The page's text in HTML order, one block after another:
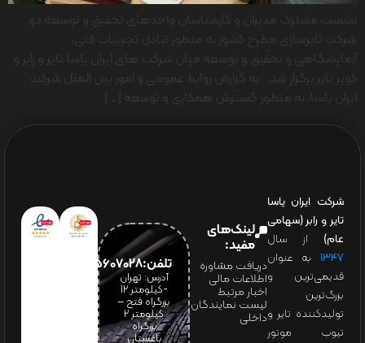
شرکت ایران یاسا
تایر و رابر (سهامی
عام) از سال
۱۳۴۷ به عنوان
قدیمی‌ترین و
بزرگ‌ترین
تولیدکننده تایر و
تیوب موتور
لینک‌های
مفید:
دریافت مشاوره
اطلاعات مالی
اخبار مرتبط
لیست نمایندگان
داخلی
تلفن:65607028(021)
آدرس: تهران
-کیلومتر 12
بزرگراه فتح –
کیلومتر ۲
بزرگراه
باغستان